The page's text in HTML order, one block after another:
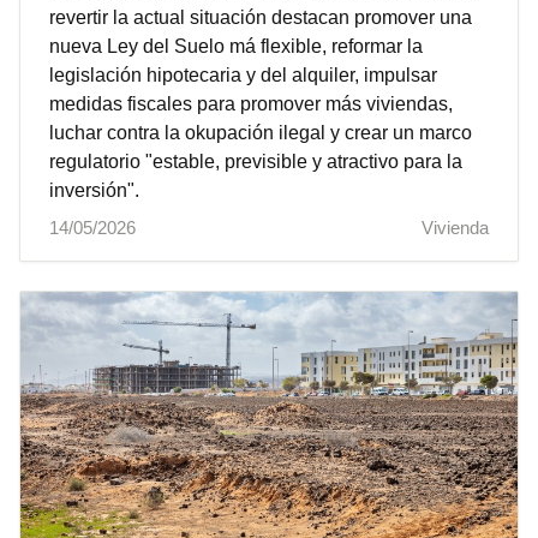
revertir la actual situación destacan promover una
nueva Ley del Suelo má flexible, reformar la
legislación hipotecaria y del alquiler, impulsar
medidas fiscales para promover más viviendas,
luchar contra la okupación ilegal y crear un marco
regulatorio "estable, previsible y atractivo para la
inversión".
14/05/2026
Vivienda